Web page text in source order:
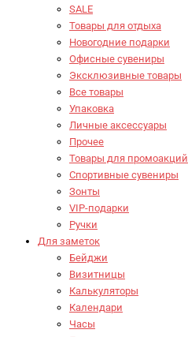
SALE
Товары для отдыха
Новогодние подарки
Офисные сувениры
Эксклюзивные товары
Все товары
Упаковка
Личные аксессуары
Прочее
Товары для промоакций
Спортивные сувениры
Зонты
VIP-подарки
Ручки
Для заметок
Бейджи
Визитницы
Калькуляторы
Календари
Часы